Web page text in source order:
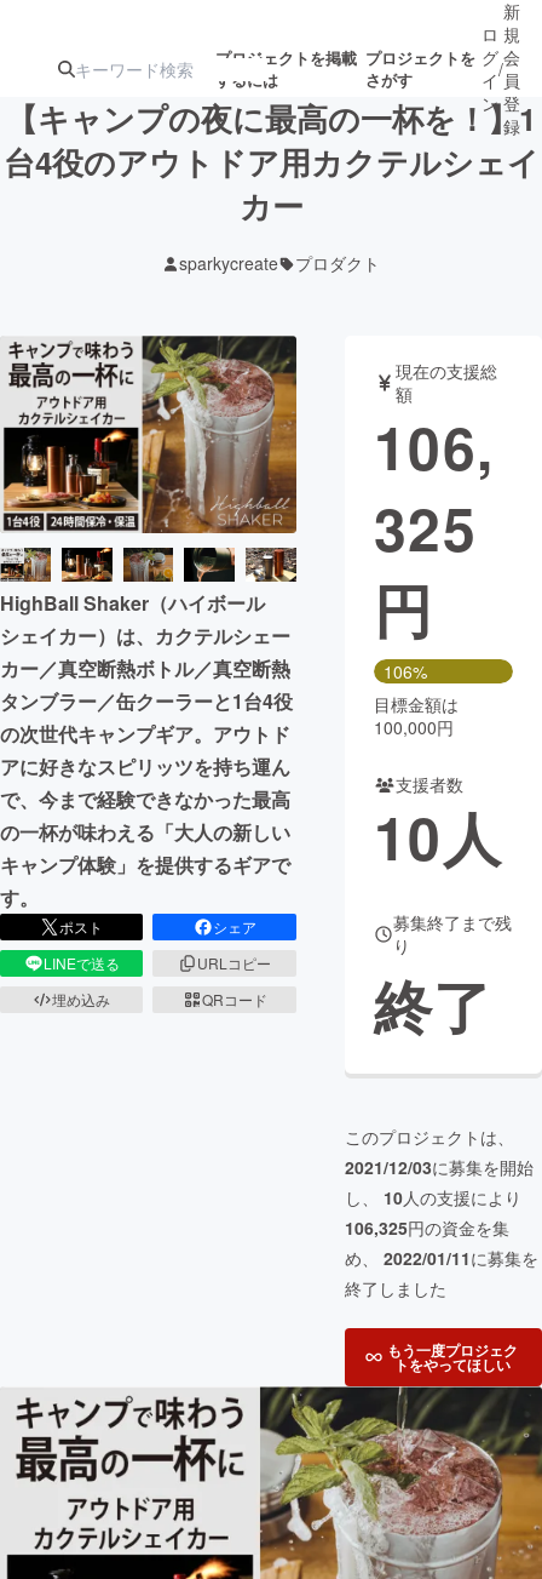
プロジェクトを掲載
するには
プロジェクトを
さがす
注目の新着プロ募集終了が近いプ
テクノロジー・ガジェット
映像・映画 書籍・雑誌
ビジネス・起業 チャレンジ
まちづくり・地域活性化
CAMPFIRE for Social Good
CAMPFIRE Creation
CAMPFIREふるさと納税machi-ya コミュニティ
ロ
グ
イ
ン
/
新
規
会
員
登
録
【キャンプの夜に最高の一杯を！】1
台4役のアウトドア用カクテルシェイ
カー
sparkycreate プロダクト
HighBall Shaker（ハイボール
シェイカー）は、カクテルシェー
カー／真空断熱ボトル／真空断熱
タンブラー／缶クーラーと1台4役
の次世代キャンプギア。アウトド
アに好きなスピリッツを持ち運ん
で、今まで経験できなかった最高
の一杯が味わえる「大人の新しい
キャンプ体験」を提供するギアで
す。
ポスト
シェア
LINEで送る
URLコピー
埋め込み
QRコード
現在の支援総
額
106,
325
円
106%
目標金額は
100,000円
支援者数
10人
募集終了まで残
り
終了
このプロジェクトは、
2021/12/03に募集を開始
し、 10人の支援により
106,325円の資金を集
め、 2022/01/11に募集を
終了しました
もう一度プロジェク
トをやってほしい